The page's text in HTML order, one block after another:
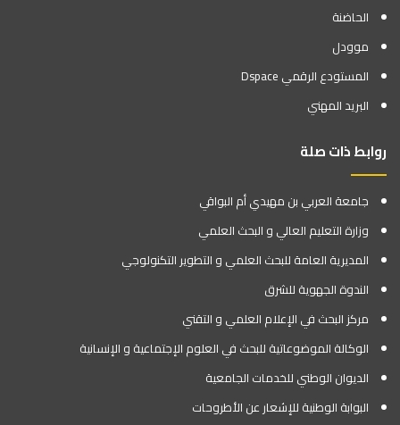
الحاضنة
موودل
المستودع الرقمي Dspace
البريد المهني
روابط ذات صلة
جامعة العربي بن مهيدي أم البواقي
وزارة التعليم العالي و البحث العلمي
المديرية العامة للبحث العلمي و التطوير التكنولوجي
الندوة الجهوية للشرق
مركز البحث في الإعلام العلمي و التقني
الوكالة الموضوعاتية للبحث في العلوم الإجتماعية و الإنسانية
الديوان الوطني للخدمات الجامعية
البوابة الوطنية للإشعار عن الأطروحات